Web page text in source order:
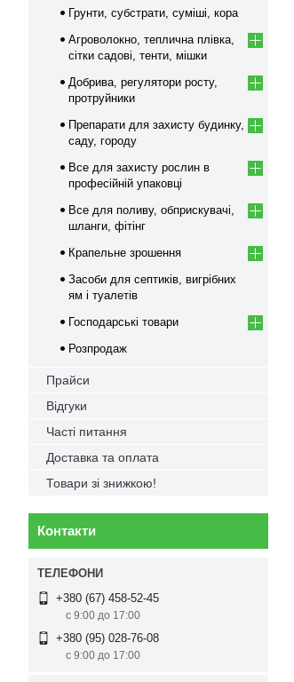
Грунти, субстрати, суміші, кора
Агроволокно, теплична плівка,
сітки садові, тенти, мішки
Добрива, регулятори росту,
протруйники
Препарати для захисту будинку,
саду, городу
Все для захисту рослин в
професійній упаковці
Все для поливу, обприскувачі,
шланги, фітінг
Крапельне зрошення
Засоби для септиків, вигрібних
ям і туалетів
Господарські товари
Розпродаж
Прайси
Відгуки
Часті питання
Доставка та оплата
Товари зі знижкою!
Контакти
+380 (67) 458-52-45
с 9:00 до 17:00
+380 (95) 028-76-08
с 9:00 до 17:00